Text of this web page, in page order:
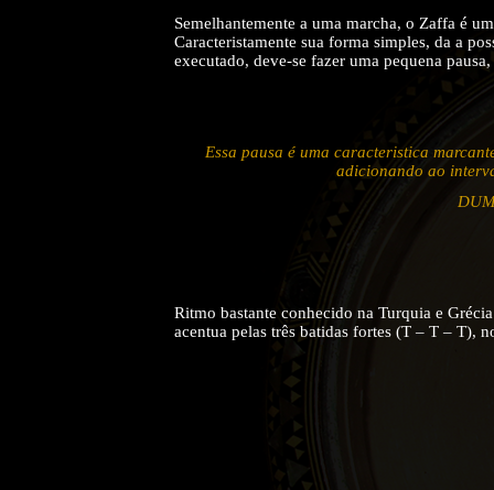
Semelhantemente a uma marcha, o Zaffa é
Caracteristamente sua forma simples, da a
executado, deve-se fazer uma pequena
Essa pausa é uma caracteristica
adicionando ao
Ritmo bastante conhecido na Turquia e
acentua pelas três batidas fortes (T – T – T),